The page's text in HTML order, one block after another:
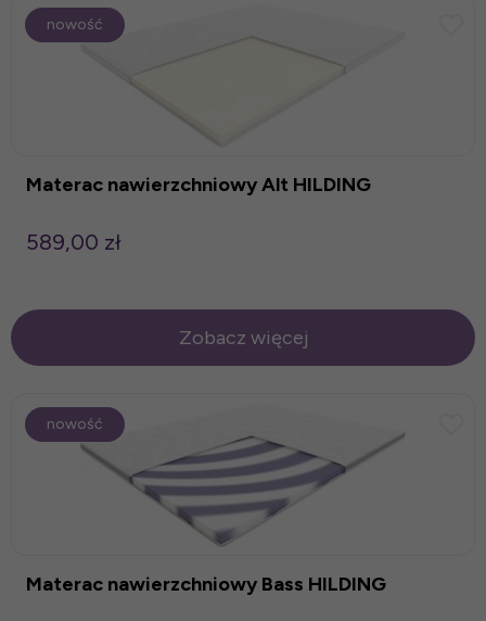
Materac nawierzchniowy Alt HILDING
589,00 zł
Zobacz więcej
nowość
Materac nawierzchniowy Bass HILDING
nowość